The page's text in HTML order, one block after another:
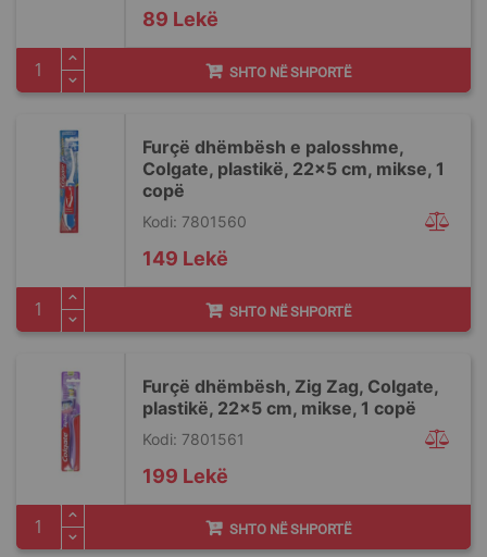
89 Lekë
SHTO NË SHPORTË
Furçë dhëmbësh e palosshme,
Colgate, plastikë, 22x5 cm, mikse, 1
copë
Kodi: 7801560
149 Lekë
SHTO NË SHPORTË
Furçë dhëmbësh, Zig Zag, Colgate,
plastikë, 22x5 cm, mikse, 1 copë
Kodi: 7801561
199 Lekë
SHTO NË SHPORTË